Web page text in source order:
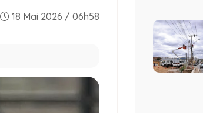
18 Mai 2026 / 06h58